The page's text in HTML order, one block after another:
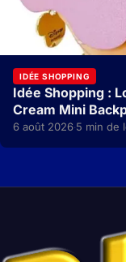
IDÉE SHOPPING
Idée Shopping :
Cream Mini
6 août 2026·5 min de